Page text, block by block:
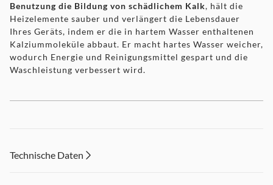
Benutzung die Bildung von schädlichem Kalk, hält die
Heizelemente sauber und verlängert die Lebensdauer
Ihres Geräts, indem er die in hartem Wasser enthaltenen
Kalziummoleküle abbaut. Er macht hartes Wasser weicher,
wodurch Energie und Reinigungsmittel gespart und die
Waschleistung verbessert wird.
Technische Daten